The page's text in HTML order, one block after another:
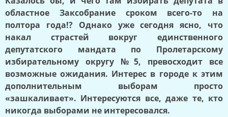
областное Заксобрание сроком всего-то на
полтора года!? Однако уже сегодня ясно, что
накал страстей вокруг единственного
депутатского мандата по Пролетарскому
избирательному округу №5, превосходит все
возможные ожидания. Интерес в городе к этим
дополнительным выборам просто
«зашкаливает». Интересуются все, даже те, кто
никогда выборами не интересовался.